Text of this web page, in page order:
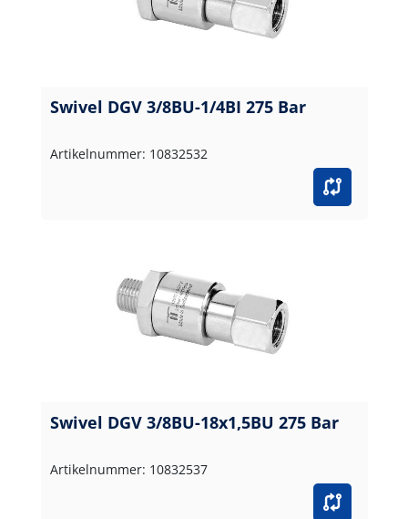
Swivel DGV 3/8BU-1/4BI 275 Bar
Artikelnummer: 10832532
Swivel DGV 3/8BU-18x1,5BU 275 Bar
Artikelnummer: 10832537